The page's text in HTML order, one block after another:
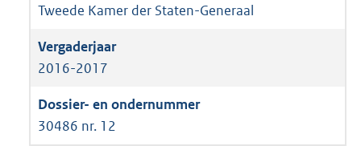
Tweede Kamer der Staten-Generaal
2016-2017
30486 nr. 12